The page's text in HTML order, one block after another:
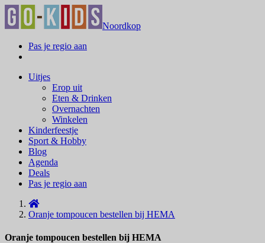
Noordkop
Pas je regio aan
Uitjes
Erop uit
Eten & Drinken
Overnachten
Winkelen
Kinderfeestje
Sport & Hobby
Blog
Agenda
Deals
Pas je regio aan
Oranje tompoucen bestellen bij HEMA
Oranje tompoucen bestellen bij HEMA